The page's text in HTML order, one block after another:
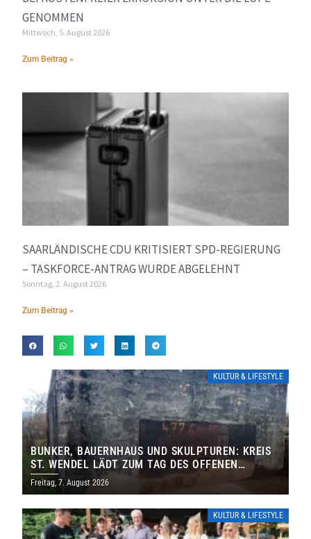
GENOMMEN
Mittwoch, 5. August 2026
Zum Beitrag »
SAARLÄNDISCHE CDU KRITISIERT SPD-REGIERUNG
– TASKFORCE-ANTRAG WURDE ABGELEHNT
Sonntag, 2. August 2026
Zum Beitrag »
KULTUR & LIFESTYLE
BUNKER, BAUERNHAUS UND SKULPTUREN: KREIS
ST. WENDEL LÄDT ZUM TAG DES OFFENEN
DENKMALS EIN
Freitag, 7. August 2026
KULTUR & LIFESTYLE